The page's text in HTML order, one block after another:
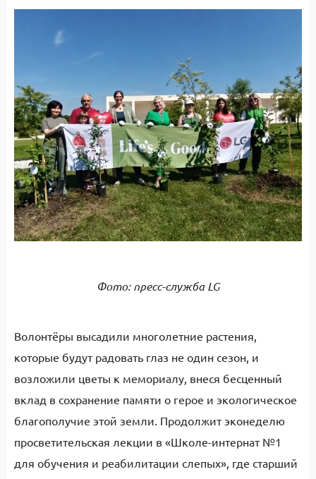
Фото: пресс-служба LG
Волонтёры высадили многолетние растения,
которые будут радовать глаз не один сезон, и
возложили цветы к мемориалу, внеся бесценный
вклад в сохранение памяти о герое и экологическое
благополучие этой земли. Продолжит эконеделю
просветительская лекции в «Школе-интернат №1
для обучения и реабилитации слепых», где старший